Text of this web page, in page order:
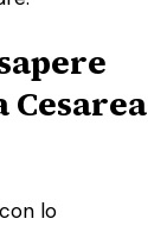
Cesarea
lo